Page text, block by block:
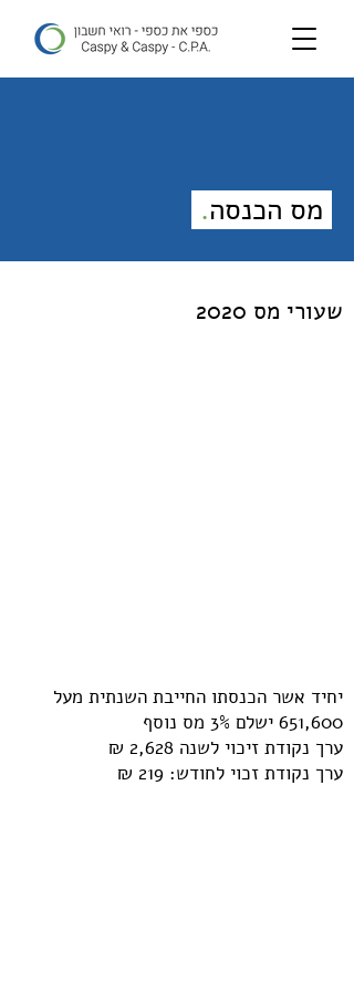
מס הכנסה.
שעורי מס 2020
יחיד אשר הכנסתו החייבת השנתית מעל
651,600 ישלם 3% מס נוסף
ערך נקודת זיכוי לשנה 2,628 ₪
ערך נקודת זכוי לחודש: 219 ₪